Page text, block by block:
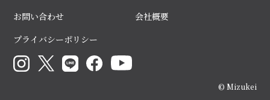
お問い合わせ
プライバシーポリシー
会社概要
© Mizukei